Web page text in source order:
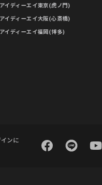
アイディーエイ東京(虎ノ門)
アイディーエイ大阪(心斎橋)
アイディーエイ福岡(博多)
ンに